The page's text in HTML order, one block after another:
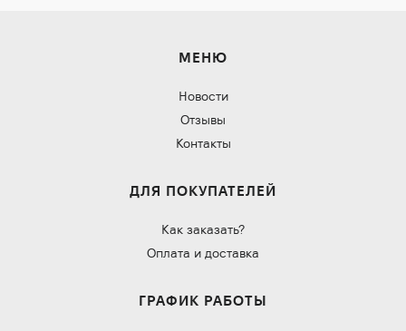
МЕНЮ
Новости
Отзывы
Контакты
ДЛЯ ПОКУПАТЕЛЕЙ
Как заказать?
Оплата и доставка
ГРАФИК РАБОТЫ